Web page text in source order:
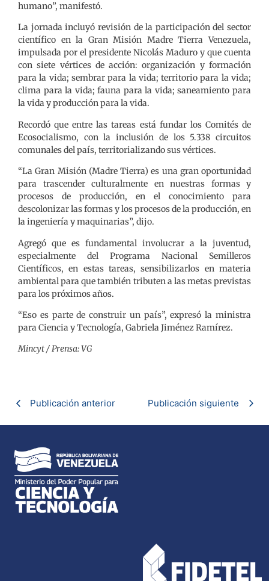
humano”, manifestó.
La jornada incluyó revisión de la participación del sector
científico en la Gran Misión Madre Tierra Venezuela,
impulsada por el presidente Nicolás Maduro y que cuenta
con siete vértices de acción: organización y formación
para la vida; sembrar para la vida; territorio para la vida;
clima para la vida; fauna para la vida; saneamiento para
la vida y producción para la vida.
Recordó que entre las tareas está fundar los Comités de
Ecosocialismo, con la inclusión de los 5.338 circuitos
comunales del país, territorializando sus vértices.
“La Gran Misión (Madre Tierra) es una gran oportunidad
para trascender culturalmente en nuestras formas y
procesos de producción, en el conocimiento para
descolonizar las formas y los procesos de la producción, en
la ingeniería y maquinarias”, dijo.
Agregó que es fundamental involucrar a la juventud,
especialmente del Programa Nacional Semilleros
Científicos, en estas tareas, sensibilizarlos en materia
ambiental para que también tributen a las metas previstas
para los próximos años.
“Eso es parte de construir un país”, expresó la ministra
para Ciencia y Tecnología, Gabriela Jiménez Ramírez.
Mincyt / Prensa: VG
Publicación anterior Publicación siguiente